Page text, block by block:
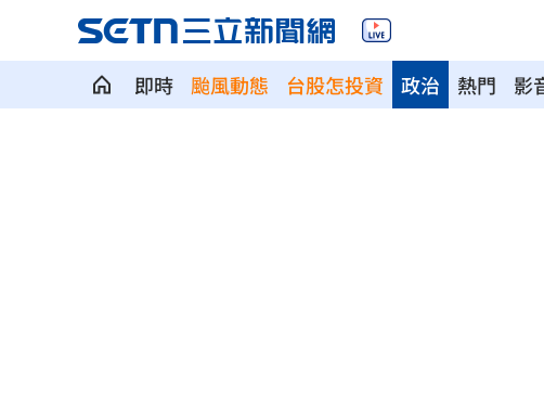
即時 颱風動態 台股怎投資 熱門 影
政治